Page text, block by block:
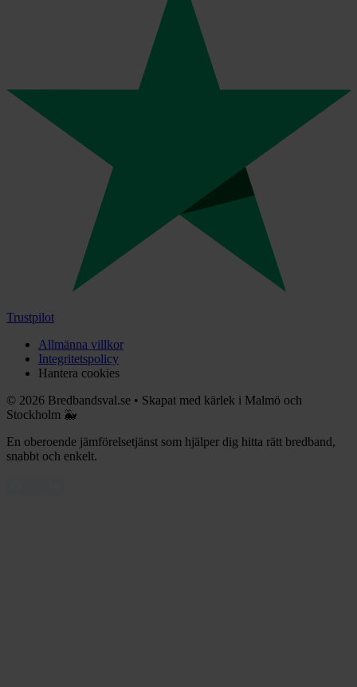
Trustpilot
Allmänna villkor
Integritetspolicy
Hantera cookies
© 2026 Bredbandsval.se • Skapat med kärlek i Malmö och
Stockholm 🐳
En oberoende jämförelsetjänst som hjälper dig hitta rätt bredband,
snabbt och enkelt.